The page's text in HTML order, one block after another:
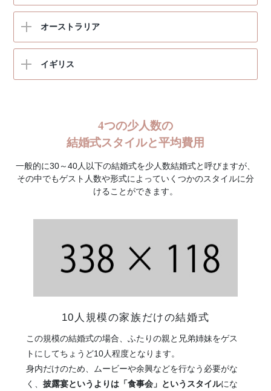
オーストラリア
イギリス
マンチェスター
4つの少人数の
結婚式スタイルと平均費用
一般的に30～40人以下の結婚式を少人数結婚式と呼びますが、
その中でもゲスト人数や形式によっていくつかのスタイルに分
けることができます。
10人規模の家族だけの結婚式
この規模の結婚式の場合、ふたりの親と兄弟姉妹をゲス
トにしてちょうど10人程度となります。
身内だけのため、ムービーや余興などを行なう必要がな
く、 披露宴というよりは「食事会」というスタイルにな